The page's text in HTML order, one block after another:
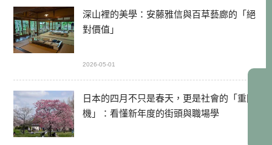
深山裡的美學：安藤雅信與百草藝廊的「絕
對價值」
2026-05-01
日本的四月不只是春天，更是社會的「重開
機」：看懂新年度的街頭與職場學